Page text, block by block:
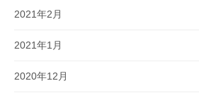
2021年2月
2021年1月
2020年12月